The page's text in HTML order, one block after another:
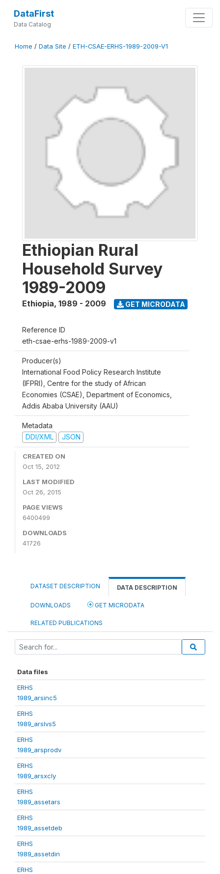
DataFirst
Data Catalog
Home / Data Site / ETH-CSAE-ERHS-1989-2009-V1
Ethiopian Rural
Household Survey
1989-2009
Ethiopia, 1989 - 2009 GET MICRODATA
Reference ID
eth-csae-erhs-1989-2009-v1
Producer(s)
International Food Policy Research Institute
(IFPRI), Centre for the study of African
Economies (CSAE), Department of Economics,
Addis Ababa University (AAU)
Metadata
DDI/XML
JSON
CREATED ON
Oct 15, 2012
LAST MODIFIED
Oct 26, 2015
PAGE VIEWS
6400499
DOWNLOADS
41726
DATASET DESCRIPTION DATA DESCRIPTION
DOWNLOADS GET MICRODATA
RELATED PUBLICATIONS
Data files
ERHS
1989_arsinc5
ERHS
1989_arslvs5
ERHS
1989_arsprodv
ERHS
1989_arsxcly
ERHS
1989_assetars
ERHS
1989_assetdeb
ERHS
1989_assetdin
ERHS